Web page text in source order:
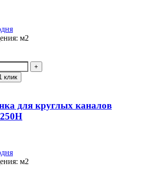
м2
клик
для круглых каналов
м2